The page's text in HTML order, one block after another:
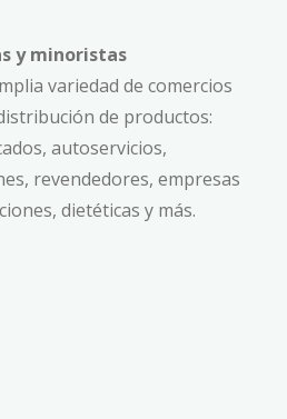
y minoristas
variedad de comercios
de productos:
autoservicios,
revendedores, empresas
dietéticas y más.